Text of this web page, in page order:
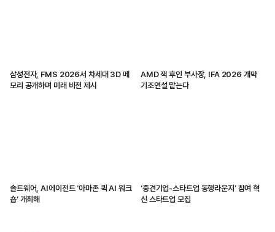
삼성전자, FMS 2026서 차세대 3D 메
모리 공개하며 미래 비전 제시
AMD 잭 후인 부사장, IFA 2026 개막
기조연설 맡는다
솔트웨어, AI에이전트 ‘아마존 퀵 AI 워크
숍’ 개최해
‘중견기업-스타트업 동행라운지’ 참여 혁
신 스타트업 모집